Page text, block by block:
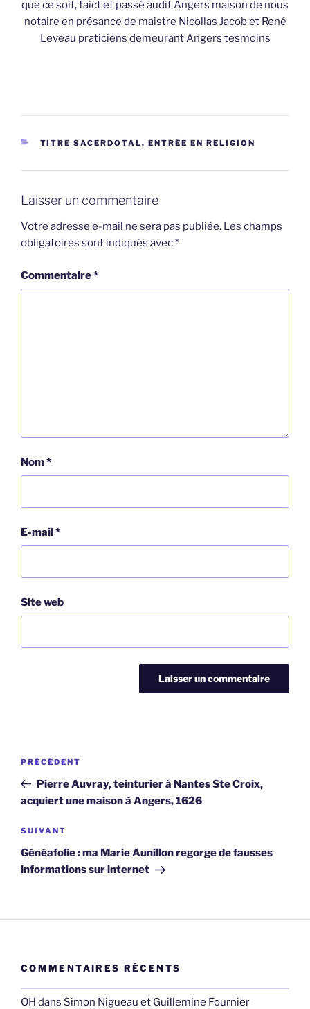
que ce soit, faict et passé audit Angers maison de nous
notaire en présance de maistre Nicollas Jacob et René
Leveau praticiens demeurant Angers tesmoins
CATÉGORIES
TITRE SACERDOTAL, ENTRÉE EN RELIGION
Laisser un commentaire
Votre adresse e-mail ne sera pas publiée. Les champs
obligatoires sont indiqués avec*
Commentaire*
Nom*
E-mail*
Site web
Navigation
l’article
Article
précédent
PRÉCÉDENT
Pierre Auvray, teinturier à Nantes Ste Croix,
acquiert une maison à Angers, 1626
Article
suivant
SUIVANT
Généafolie : ma Marie Aunillon regorge de fausses
informations sur internet
COMMENTAIRES RÉCENTS
OH dans Simon Nigueau et Guillemine Fournier